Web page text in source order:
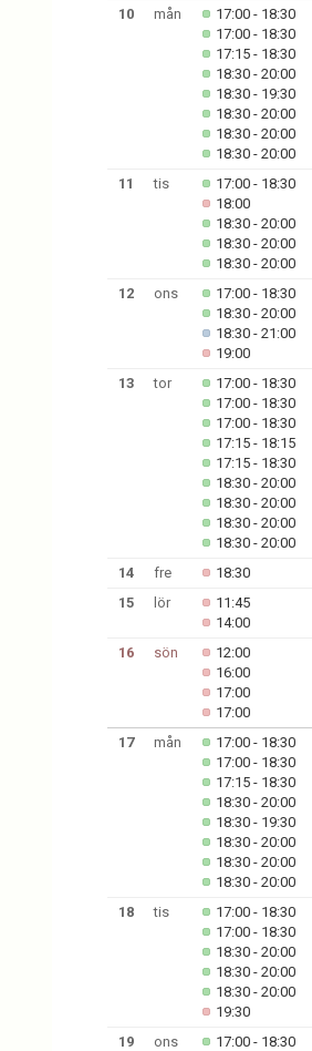
10
mån 17:00 - 18:30
17:00 - 18:30
17:15 - 18:30
18:30 - 20:00
18:30 - 19:30
18:30 - 20:00
18:30 - 20:00
18:30 - 20:00
11
tis 17:00 - 18:30
18:00
18:30 - 20:00
18:30 - 20:00
18:30 - 20:00
12
ons 17:00 - 18:30
18:30 - 20:00
18:30 - 21:00
19:00
13
tor 17:00 - 18:30
17:00 - 18:30
17:00 - 18:30
17:15 - 18:15
17:15 - 18:30
18:30 - 20:00
18:30 - 20:00
18:30 - 20:00
18:30 - 20:00
14
fre 18:30
15
lör 11:45
14:00
16
sön 12:00
16:00
17:00
17:00
17
mån 17:00 - 18:30
17:00 - 18:30
17:15 - 18:30
18:30 - 20:00
18:30 - 19:30
18:30 - 20:00
18:30 - 20:00
18:30 - 20:00
18
tis 17:00 - 18:30
17:00 - 18:30
18:30 - 20:00
18:30 - 20:00
18:30 - 20:00
19:30
19
ons 17:00 - 18:30